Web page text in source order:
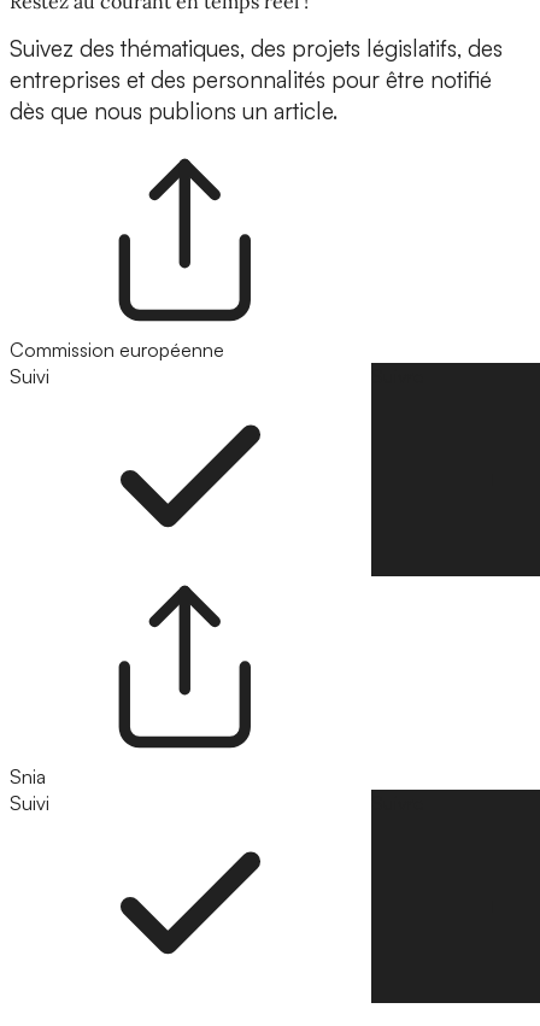
Suivez des thématiques, des projets législatifs, des
entreprises et des personnalités pour être notifié
dès que nous publions un article.
Commission européenne
Suivi
Snia
Suivi